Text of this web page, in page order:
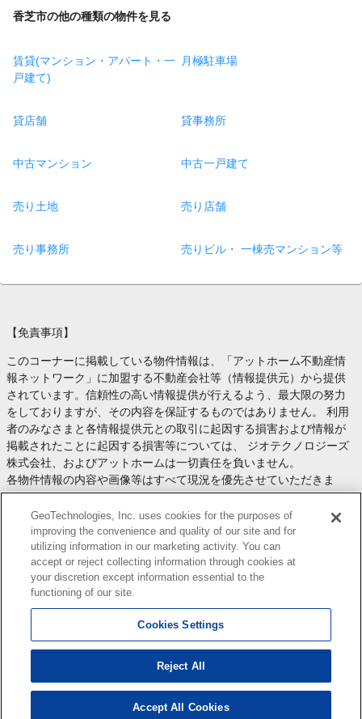
香芝市の他の種類の物件を見る
賃貸(マンション・アパート・一
戸建て)
月極駐車場
貸店舗 貸事務所
中古マンション 中古一戸建て
売り土地 売り店舗
売り事務所 売りビル・ 一棟売マンション等
【免責事項】
このコーナーに掲載している物件情報は、「アットホーム不動産情
報ネットワーク」に加盟する不動産会社等（情報提供元）から提供
されています。信頼性の高い情報提供が行えるよう、最大限の努力
をしておりますが、その内容を保証するものではありません。 利用
者のみなさまと各情報提供元との取引に起因する損害および情報が
掲載されたことに起因する損害等については、 ジオテクノロジーズ
株式会社、およびアットホームは一切責任を負いません。
各物件情報の内容や画像等はすべて現況を優先させていただきま
す。
お取引等（お取引の準備、資金調達等を含みます）の際には、内容
や契約条件等について、 各情報提供元より十分な説明を受け、ご自
身でご確認の上、判断してください。
このコーナーへの物件情報のご掲載、その他不動産業務ソリューシ
ョン等についての不動産会社様のお問合せはこちら
します。
Copyright(c) At Home Co.,Ltd. このサイトに掲載している情報の無断転載を禁止します。著作権
はアットホーム（株）またはその情報提供者に帰属します。
本ページはプロモーションが含まれています。
検索結果を見る
GeoTechnologies, Inc. uses cookies for the purposes of
improving the convenience and quality of our site and for
utilizing information in our marketing activity. You can
accept or reject collecting information through cookies at
your discretion except information essential to the
functioning of our site.
Cookies Settings
Reject All
Accept All Cookies